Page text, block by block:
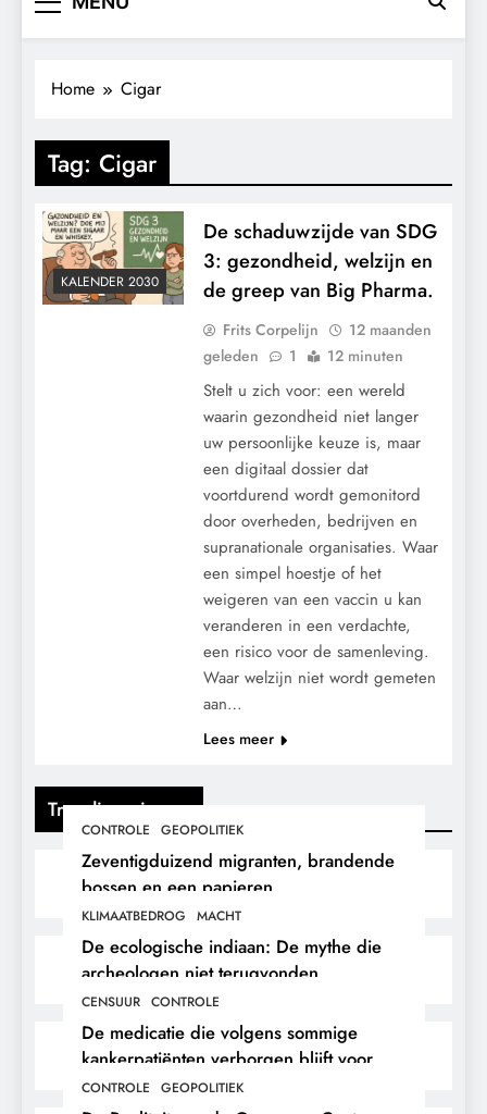
Trending nieuws
CONTROLE GEOPOLITIEK
Zeventigduizend migranten, brandende
bossen en een papieren
stikstofwerkelijkheid.
KLIMAATBEDROG MACHT
De ecologische indiaan: De mythe die
archeologen niet terugvonden.
CENSUUR CONTROLE
De medicatie die volgens sommige
kankerpatiënten verborgen blijft voor
hun eigen arts.
CONTROLE GEOPOLITIEK
Home Cigar
Tag: Cigar
KALENDER 2030
De schaduwzijde van SDG
3: gezondheid, welzijn en
de greep van Big Pharma.
Frits Corpelijn
12 maanden
geleden
1 12 minuten
Stelt u zich voor: een wereld
waarin gezondheid niet langer
uw persoonlijke keuze is, maar
een digitaal dossier dat
voortdurend wordt gemonitord
door overheden, bedrijven en
supranationale organisaties. Waar
een simpel hoestje of het
weigeren van een vaccin u kan
veranderen in een verdachte,
een risico voor de samenleving.
Waar welzijn niet wordt gemeten
aan…
Lees meer